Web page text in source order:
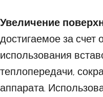
Увеличение
достигаемое за счет
использования
теплопередачи,
аппарата.